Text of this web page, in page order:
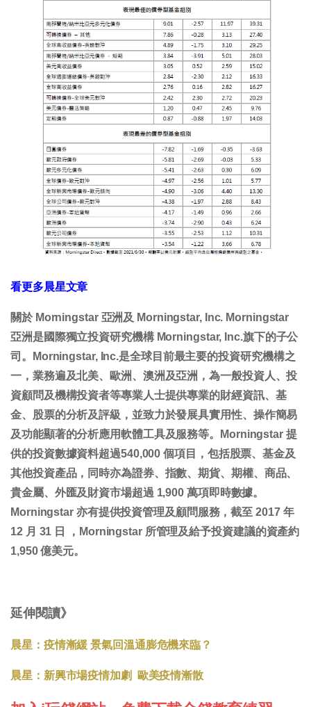
看更多晨星文章
關於 Morningstar 亞洲及 Morningstar, Inc. Morningstar
亞洲是國際獨立投資研究機構 Morningstar, Inc.旗下的子公
司。Morningstar, Inc.是全球目前最主要的投資研究機構之
一，業務遍及北美、歐洲、澳洲及亞洲，為一般投資人、投
資顧問及機構投資者等專業人士提供專業的財經資訊、基
金、股票的分析及評級，並致力於發展具實用性、操作簡易
及功能顯著的分析應用軟體工具及服務等。Morningstar 提
供的投資數據資料超過540,000 個項目，包括股票、基金及
其他投資產品，同時亦為證券、指數、期貨、期權、商品、
貴金屬、外匯及財資市場超過 1,900 萬項即時數據。
Morningstar 亦有提供投資管理及顧問服務，截至 2017 年
12 月 31 日 ，Morningstar 所管理及給予投資建議的資產約
1,950 億美元。
延伸閱讀》
晨星：疫情漸緩 景氣回溫通膨危機來臨？
晨星：新興市場疫情加劇 歐美疫情漸散